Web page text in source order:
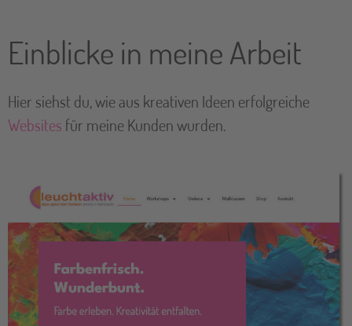
Einblicke in meine Arbeit
Hier siehst du, wie aus kreativen Ideen erfolgreiche
Websites für meine Kunden wurden.